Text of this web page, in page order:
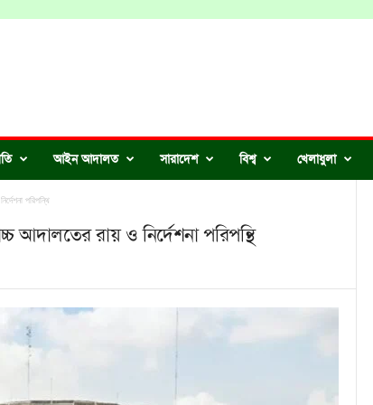
আইন আদালত সারাদেশ বিশ্ব খেলাধুলা
পরিপন্থি
আদালতের রায় ও নির্দেশনা পরিপন্থি